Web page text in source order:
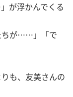
が浮かんでくる
ちが……」「で
も、友美さんの